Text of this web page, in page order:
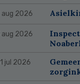
aug 2026
aug 2026
jul 2026